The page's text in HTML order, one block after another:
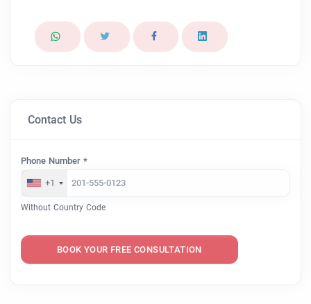
Contact Us
Phone Number *
+1
Without Country Code
BOOK YOUR FREE CONSULTATION